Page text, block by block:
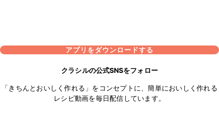
アプリをダウンロードする
クラシルの公式SNSをフォロー
「きちんとおいしく作れる」をコンセプトに、簡単においしく作れる
レシピ動画を毎日配信しています。